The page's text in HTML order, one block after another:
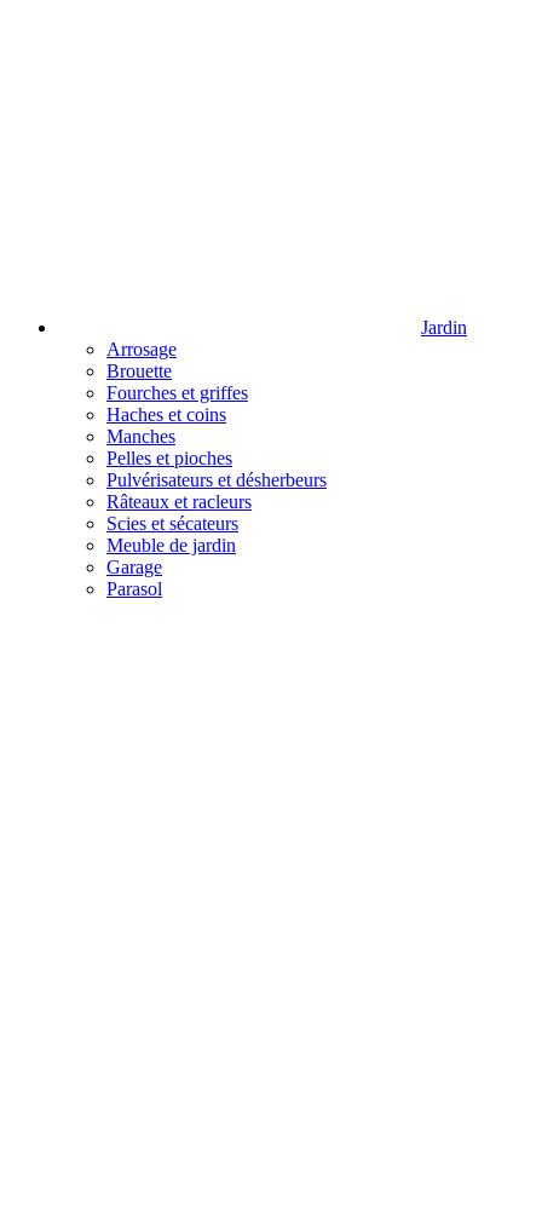
Jardin
Arrosage
Brouette
Fourches et griffes
Haches et coins
Manches
Pelles et pioches
Pulvérisateurs et désherbeurs
Râteaux et racleurs
Scies et sécateurs
Meuble de jardin
Garage
Parasol